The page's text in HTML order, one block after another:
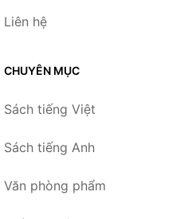
Liên hệ
CHUYÊN MỤC
Sách tiếng Việt
Sách tiếng Anh
Văn phòng phẩm